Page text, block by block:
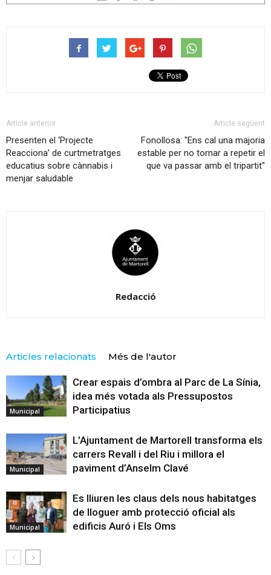
Article anterior
Presenten el ‘Projecte
Reacciona’ de curtmetratges
educatius sobre cànnabis i
menjar saludable
Article següent
Fonollosa: "Ens cal una majoria
estable per no tornar a repetir el
que va passar amb el tripartit"
Redacció
Articles relacionats Més de l'autor
Municipal
Crear espais d’ombra al Parc de La Sínia,
idea més votada als Pressupostos
Participatius
Municipal
L’Ajuntament de Martorell transforma els
carrers Revall i del Riu i millora el
paviment d’Anselm Clavé
Municipal
Es lliuren les claus dels nous habitatges
de lloguer amb protecció oficial als
edificis Auró i Els Oms